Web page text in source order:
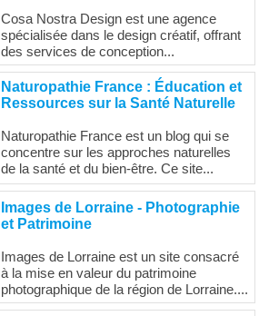
Cosa Nostra Design est une agence
spécialisée dans le design créatif, offrant
des services de conception...
Naturopathie France : Éducation et
Ressources sur la Santé Naturelle
Naturopathie France est un blog qui se
concentre sur les approches naturelles
de la santé et du bien-être. Ce site...
Images de Lorraine - Photographie
et Patrimoine
Images de Lorraine est un site consacré
à la mise en valeur du patrimoine
photographique de la région de Lorraine....